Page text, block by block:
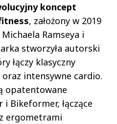
koncept
, założony w 2019
Ramseya i
stworzyła autorski
łączy klasyczny
intensywne cardio.
opatentowane
Bikeformer, łączące
ergometrami